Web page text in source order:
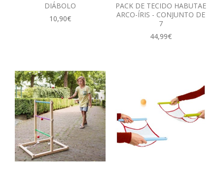
DIÁBOLO
10,90€
PACK DE TECIDO HABUTAE
ARCO-ÍRIS - CONJUNTO DE
7
44,99€